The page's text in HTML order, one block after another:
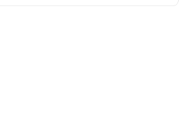
し上がりいただくことをお